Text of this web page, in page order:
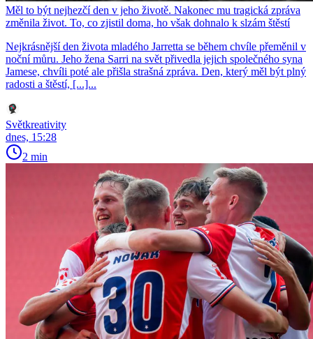
Měl to být nejhezčí den v jeho životě. Nakonec mu tragická zpráva
změnila život. To, co zjistil doma, ho však dohnalo k slzám štěstí
Nejkrásnější den života mladého Jarretta se během chvíle přeměnil v
noční můru. Jeho žena Sarri na svět přivedla jejich společného syna
Jamese, chvíli poté ale přišla strašná zpráva. Den, který měl být plný
radosti a štěstí, [...]...
Světkreativity
dnes, 15:28
2 min